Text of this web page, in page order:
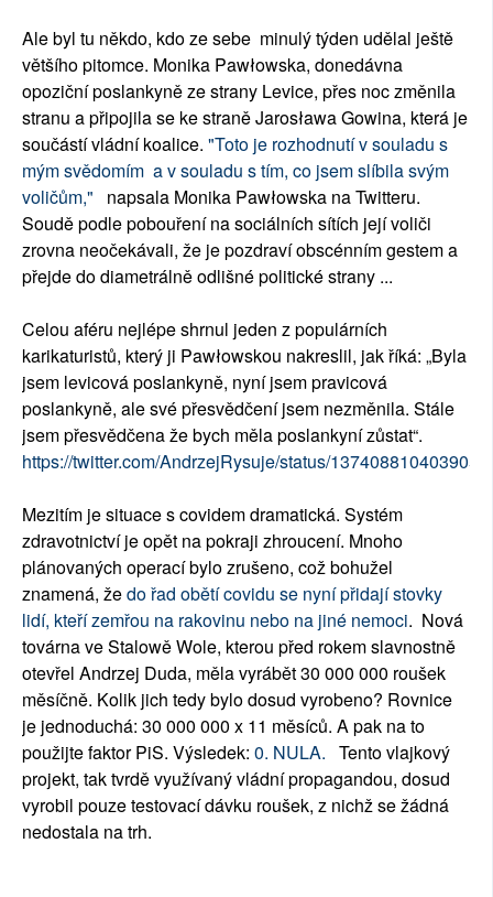
Ale byl tu někdo, kdo ze sebe minulý týden udělal ještě
většího pitomce. Monika Pawłowska, donedávna
opoziční poslankyně ze strany Levice, přes noc změnila
stranu a připojila se ke straně Jarosława Gowina, která je
součástí vládní koalice. "Toto je rozhodnutí v souladu s
mým svědomím a v souladu s tím, co jsem slíbila svým
voličům," napsala Monika Pawłowska na Twitteru.
Soudě podle pobouření na sociálních sítích její voliči
zrovna neočekávali, že je pozdraví obscénním gestem a
přejde do diametrálně odlišné politické strany ...
Celou aféru nejlépe shrnul jeden z populárních
karikaturistů, který ji Pawłowskou nakreslil, jak říká: „Byla
jsem levicová poslankyně, nyní jsem pravicová
poslankyně, ale své přesvědčení jsem nezměnila. Stále
jsem přesvědčena že bych měla poslankyní zůstat“.
https://twitter.com/AndrzejRysuje/status/
Mezitím je situace s covidem dramatická. Systém
zdravotnictví je opět na pokraji zhroucení. Mnoho
plánovaných operací bylo zrušeno, což bohužel
znamená, žedo řad obětí covidu se nyní přidají stovky
lidí, kteří zemřou na rakovinu nebo na jiné nemoci. Nová
továrna ve Stalowě Wole, kterou před rokem slavnostně
otevřel Andrzej Duda, měla vyrábět 30 000 000 roušek
měsíčně. Kolik jich tedy bylo dosud vyrobeno? Rovnice
je jednoduchá: 30 000 000 x 11 měsíců. A pak na to
použijte faktor PiS. Výsledek: 0. NULA. Tento vlajkový
projekt, tak tvrdě využívaný vládní propagandou, dosud
vyrobil pouze testovací dávku roušek, z nichž se žádná
nedostala na trh.